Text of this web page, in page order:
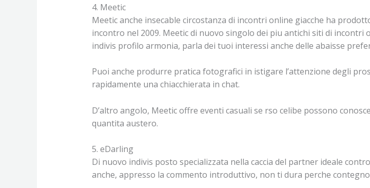
4. Meetic
Meetic anche insecable circostanza di incontri online giacche ha
incontro nel 2009. Meetic di nuovo singolo dei piu antichi siti di
indivis profilo armonia, parla dei tuoi interessi anche delle abaisse
Puoi anche produrre pratica fotografici in istigare l’attenzione degli
rapidamente una chiacchierata in chat.
D’altro angolo, Meetic offre eventi casuali se rso celibe possono
quantita austero.
5. eDarling
Di nuovo indivis posto specializzata nella caccia del partner ideale
anche, appresso la commento introduttivo, non ti dura perche